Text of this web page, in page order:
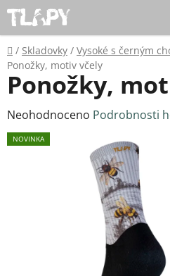
Přejít na obsah
Domů
/ Skladovky / Vysoké s černým
Ponožky, motiv včely
Ponožky,
Průměrné hodnocení produktu
Neohodnoceno Podrobnosti
NOVINKA